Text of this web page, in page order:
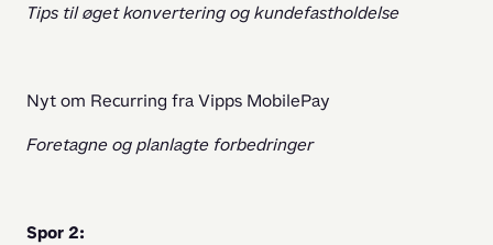
Tips til øget konvertering og kundefastholdelse
Nyt om Recurring fra Vipps MobilePay
Foretagne og planlagte forbedringer
Spor 2: